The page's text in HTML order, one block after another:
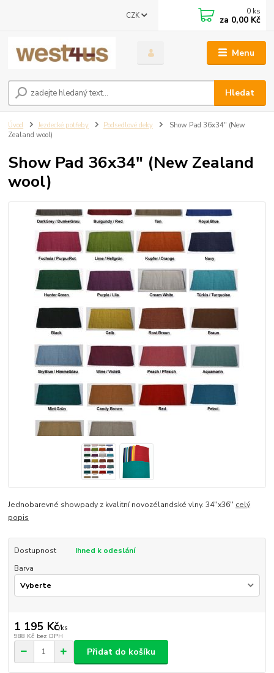
Menu
CZK
Hledat
0 ks
za 0,00 Kč
Úvod Jezdecké potřeby Podsedlové deky
Show Pad 36x34" (New
Zealand wool)
Show Pad 36x34" (New Zealand
wool)
Jednobarevné showpady z kvalitní novozélandské vlny. 34''x36'' celý
popis
Dostupnost
Ihned k odeslání
Barva
1 195 Kč/ks
988 Kč bez DPH
Přidat do košíku